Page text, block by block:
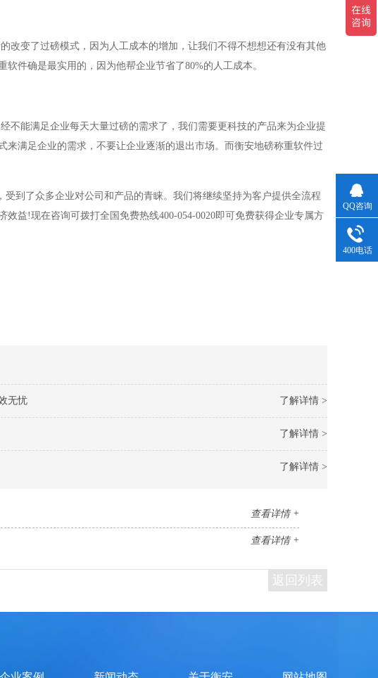
变了过磅模式，因为人工成本的增加，让我们不得不想想还有没有其他
件确是最实用的，因为他帮企业节省了80%的人工成本。
能满足企业每天大量过磅的需求了，我们需要更科技的产品来为企业提
满足企业的需求，不要让企业逐渐的退出市场。而衡安地磅称重软件过
了众多企业对公司和产品的青睐。我们将继续坚持为客户提供全流程
益!现在咨询可拨打全国免费热线400-054-0020即可免费获得企业专属方
了解详情 >
无忧
了解详情 >
了解详情 >
查看详情 +
查看详情 +
返回列表
QQ咨询
400电话